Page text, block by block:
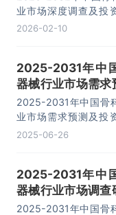
业市场深度调查及投
告，主要包括行业发展
2026-02-10
2025-2031年中
器械行业市场需求
规划建议报告
2025-2031年中国骨
业市场需求预测及投
告，主要包括行业重
容。
2025-06-26
2025-2031年中
器械行业市场调查
趋势预测报告
2025-2031年中国骨